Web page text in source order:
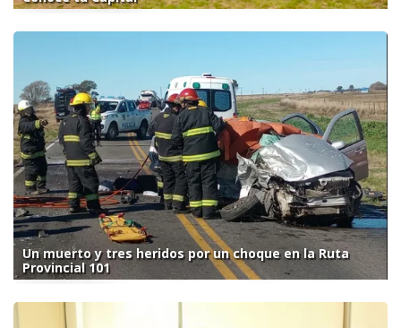
Un muerto y tres heridos por un choque en la Ruta
Provincial 101